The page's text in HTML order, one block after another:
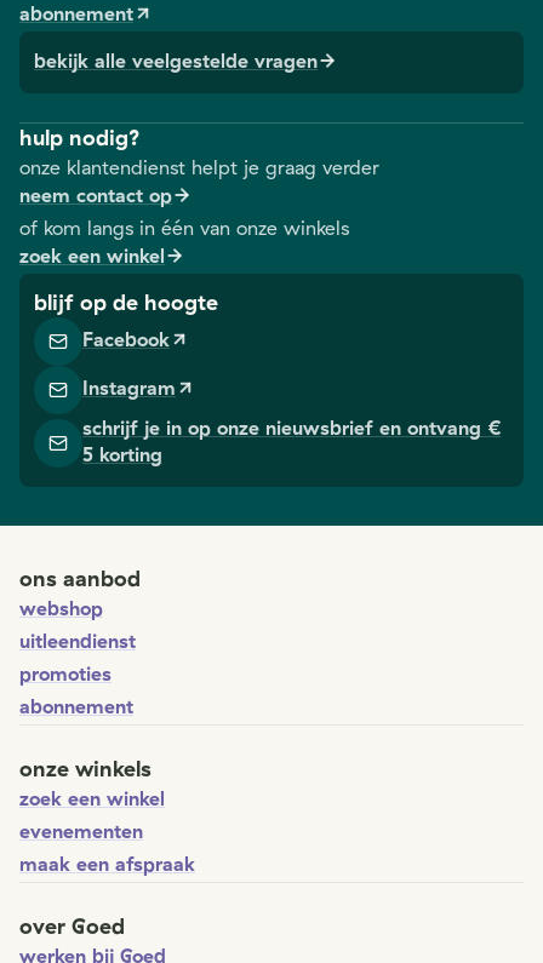
abonnement
bekijk alle veelgestelde vragen
hulp nodig?
onze klantendienst helpt je graag verder
neem contact op
of kom langs in één van onze winkels
zoek een winkel
blijf op de hoogte
Facebook
Instagram
schrijf je in op onze nieuwsbrief en ontvang €
5 korting
ons aanbod
webshop
uitleendienst
promoties
abonnement
onze winkels
zoek een winkel
evenementen
maak een afspraak
over Goed
werken bij Goed